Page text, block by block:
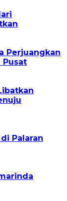
Perjuangkan
Pusat
Palaran